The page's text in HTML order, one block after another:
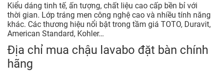
Kiểu dáng tinh tế, ấn tượng, chất liệu cao cấp bền bỉ với
thời gian. Lớp tráng men công nghệ cao và nhiều tính năng
khác. Các thương hiệu nổi bật trong tầm giá TOTO, Duravit,
American Standard, Kohler…
Địa chỉ mua chậu lavabo đặt bàn chính
hãng